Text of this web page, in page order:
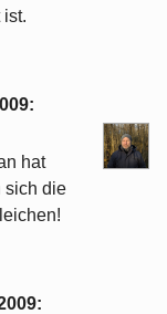
ist.
:
hat
sich die
: